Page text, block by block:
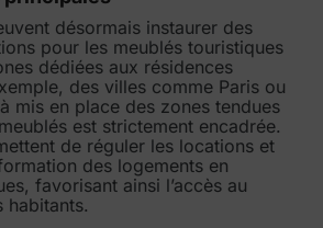
désormais instaurer des
pour les meublés touristiques
dédiées aux résidences
des villes comme Paris ou
mis en place des zones tendues
est strictement encadrée.
de réguler les locations et
des logements en
favorisant ainsi l’accès au
habitants.